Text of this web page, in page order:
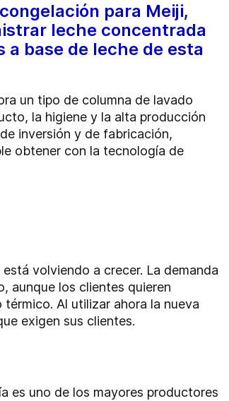
para Meiji,
leche concentrada
a base de leche de esta
un tipo de columna de lavado
la higiene y la alta producción
inversión y de fabricación,
obtener con la tecnología de
volviendo a crecer. La demanda
aunque los clientes quieren
Al utilizar ahora la nueva
exigen sus clientes.
es uno de los mayores productores